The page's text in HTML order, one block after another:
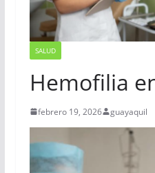
SALUD
Hemofilia
febrero 19, 2026 guayaquil